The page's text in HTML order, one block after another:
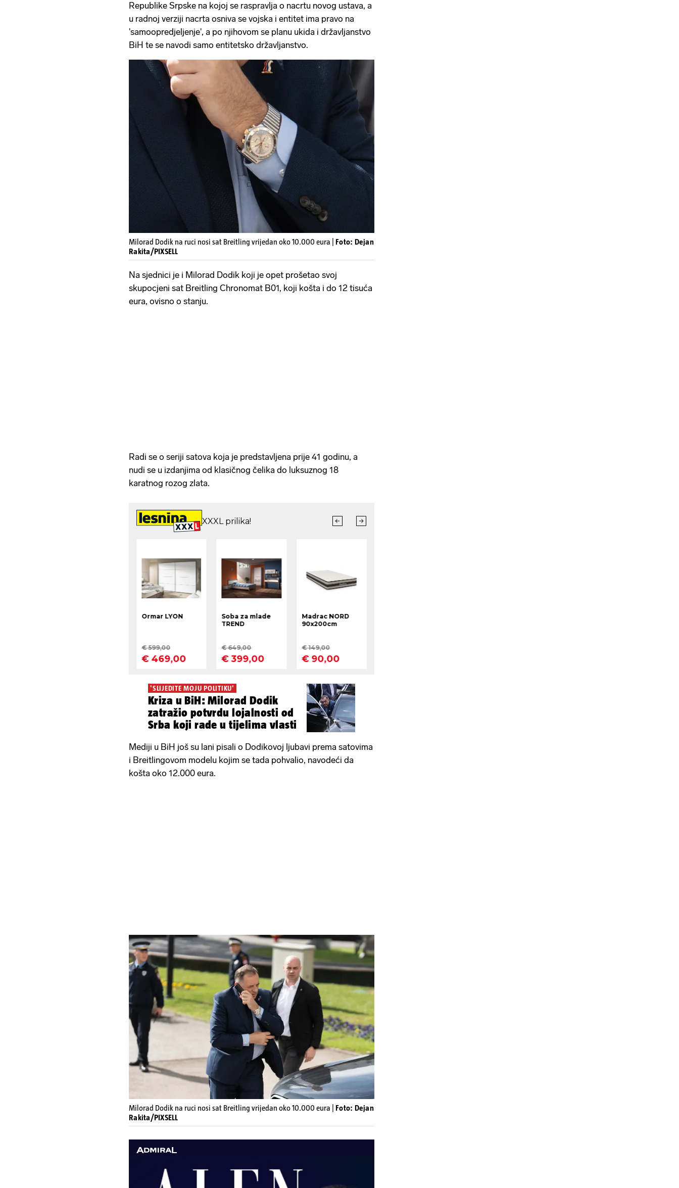
Republike Srpske na kojoj se raspravlja o nacrtu novog ustava, a
u radnoj verziji nacrta osniva se vojska i entitet ima pravo na
'samoopredjeljenje', a po njihovom se planu ukida i državljanstvo
BiH te se navodi samo entitetsko državljanstvo.
Milorad Dodik na ruci nosi sat Breitling vrijedan oko 10.000 eura |
Foto: Dejan
Rakita/PIXSELL
Na sjednici je i Milorad Dodik koji je opet prošetao svoj
skupocjeni sat Breitling Chronomat B01, koji košta i do 12 tisuća
eura, ovisno o stanju.
Radi se o seriji satova koja je predstavljena prije 41 godinu, a
nudi se u izdanjima od klasičnog čelika do luksuznog 18
karatnog rozog zlata.
'SLIJEDITE MOJU POLITIKU'
Kriza u BiH: Milorad Dodik
zatražio potvrdu lojalnosti od
Srba koji rade u tijelima vlasti
Mediji u BiH još su lani pisali o Dodikovoj ljubavi prema satovima
i Breitlingovom modelu kojim se tada pohvalio, navodeći da
košta oko 12.000 eura.
Milorad Dodik na ruci nosi sat Breitling vrijedan oko 10.000 eura | Foto: Dejan
Rakita/PIXSELL